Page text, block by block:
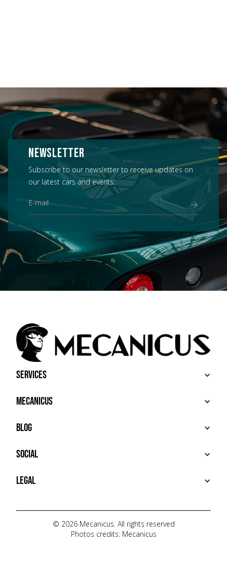
NEWSLETTER
Subscribe to our newsletter to receive updates on
our latest cars and events:
Services
BUY
SELL
ADDITIONAL SERVICES
Mecanicus
ABOUT
HOUSE MECANICUS
CONTACT
Blog
NEWS
VIDÉOS
Social
INSTAGRAM
TIKTOK
YOUTUBE
Legal
PRIVACY POLICY
© 2026 Mecanicus. All rights reserved
Photos credits: Mecanicus